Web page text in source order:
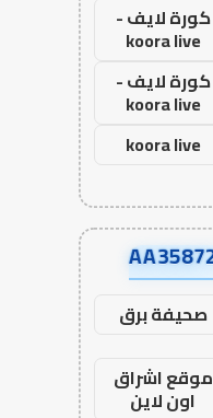
كورة لايف -
koora live
كورة لايف -
koora live
koora live
صحيفة برق
موقع اشراق
اون لاين